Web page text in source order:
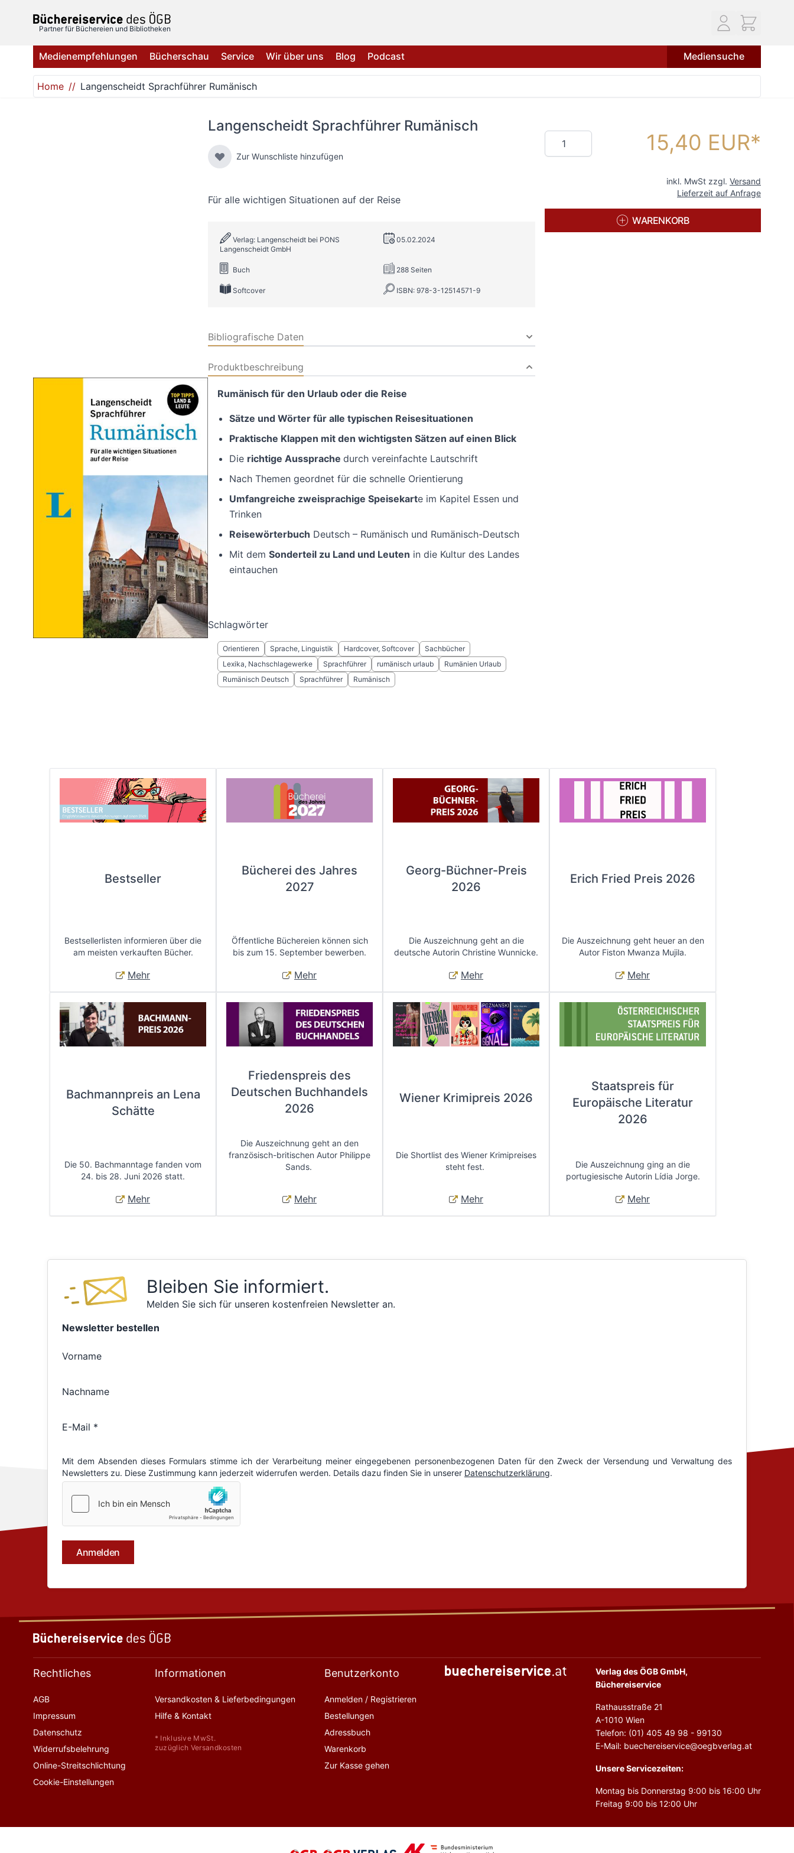
Partner für Büchereien und Bibliotheken
Medienempfehlungen Bücherschau Service Wir über uns Blog Podcast Mediensuche
Home Langenscheidt Sprachführer Rumänisch
Langenscheidt Sprachführer Rumänisch
Zur Wunschliste hinzufügen
Für alle wichtigen Situationen auf der Reise
Verlag: Langenscheidt bei PONS
Langenscheidt GmbH
05.02.2024
Buch 288 Seiten
Softcover ISBN: 978-3-12514571-9
Bibliografische Daten
Produktbeschreibung
Rumänisch für den Urlaub oder die Reise
Sätze und Wörter für alle typischen Reisesituationen
Praktische Klappen mit den wichtigsten Sätzen auf einen Blick
Die richtige Aussprache durch vereinfachte Lautschrift
Nach Themen geordnet für die schnelle Orientierung
Umfangreiche zweisprachige Speisekarte im Kapitel Essen und
Trinken
Reisewörterbuch Deutsch – Rumänisch und Rumänisch-Deutsch
Mit dem Sonderteil zu Land und Leuten in die Kultur des Landes
eintauchen
Schlagwörter
Orientieren Sprache, Linguistik Hardcover, Softcover
Sachbücher
Lexika, Nachschlagewerke
Sprachführer rumänisch urlaub
Rumänien Urlaub
Rumänisch Deutsch
Sprachführer Rumänisch
Menge 15,40 EUR
inkl. MwSt zzgl. Versand
Lieferzeit auf Anfrage
WARENKORB
Bestseller
Bestsellerlisten informieren über die
am meisten verkauften Bücher.
Mehr
Bücherei des Jahres
2027
Öffentliche Büchereien können sich
bis zum 15. September bewerben.
Mehr
Georg-Büchner-Preis
2026
Die Auszeichnung geht an die
deutsche Autorin Christine Wunnicke.
Mehr
Erich Fried Preis 2026
Die Auszeichnung geht heuer an den
Autor Fiston Mwanza Mujila.
Mehr
Bachmannpreis an Lena
Schätte
Die 50. Bachmanntage fanden vom
24. bis 28. Juni 2026 statt.
Mehr
Friedenspreis des
Deutschen Buchhandels
2026
Die Auszeichnung geht an den
französisch-britischen Autor Philippe
Sands.
Mehr
Wiener Krimipreis 2026
Die Shortlist des Wiener Krimipreises
steht fest.
Mehr
Staatspreis für
Europäische Literatur
2026
Die Auszeichnung ging an die
portugiesische Autorin Lídia Jorge.
Mehr
Bleiben Sie informiert.
Melden Sie sich für unseren kostenfreien Newsletter an.
Rechtliches
AGB
Impressum
Datenschutz
Widerrufsbelehrung
Online-Streitschlichtung
Cookie-Einstellungen
Informationen
Versandkosten & Lieferbedingungen
Hilfe & Kontakt
* Inklusive MwSt.
zuzüglich Versandkosten
Benutzerkonto
Anmelden / Registrieren
Bestellungen
Adressbuch
Warenkorb
Zur Kasse gehen
Verlag des ÖGB GmbH,
Büchereiservice
Rathausstraße 21
A-1010 Wien
Telefon: (01) 405 49 98 - 99130
E-Mail: buechereiservice@oegbverlag.at
Unsere Servicezeiten:
Montag bis Donnerstag 9:00 bis 16:00 Uhr
Freitag 9:00 bis 12:00 Uhr